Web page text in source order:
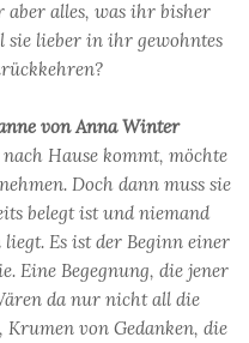
aber alles, was ihr bisher
lieber in ihr gewohntes
von Anna Winter
Hause kommt, möchte
Doch dann muss sie
belegt ist und niemand
Es ist der Beginn einer
Eine Begegnung, die jener
da nur nicht all die
von Gedanken, die